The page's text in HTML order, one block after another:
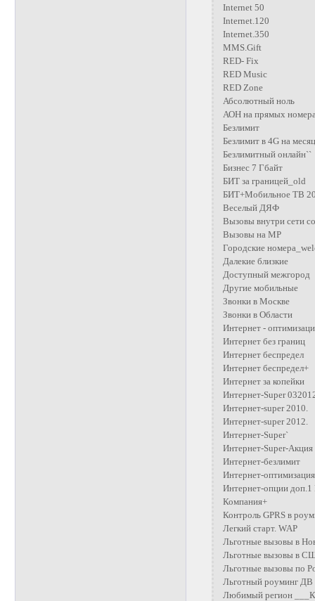
Internet 50
Internet.120
Internet.350
MMS.Gift
RED- Fix
RED Music
RED Zone
Абсолютный ноль
АОН на прямых
Безлимит
Безлимит в 4G на месяц
Безлимитный онлайн``
Бизнес 7 Гбайт
БИТ за границей_old
БИТ+Мобильное ТВ
Веселый ДЯФ
Вызовы внутри сети
Вызовы на МР
Городские
Далекие близкие
Доступный межгород
Другие мобильные
Звонки в Москве
Звонки в Области
Интернет -
Интернет без границ
Интернет беспредел
Интернет беспредел+
Интернет за копейки
Интернет-Super
Интернет-super 2010.
Интернет-super 2012.
Интернет-Super`
Интернет-Super-Акция
Интернет-безлимит
Интернет-оптимизация
Интернет-опции доп.1
Компания+
Контроль GPRS в
Легкий старт. WAP
Льготные вызовы в
Льготные вызовы в
Льготные вызовы по
Льготный роуминг ДВ
Любимый регион